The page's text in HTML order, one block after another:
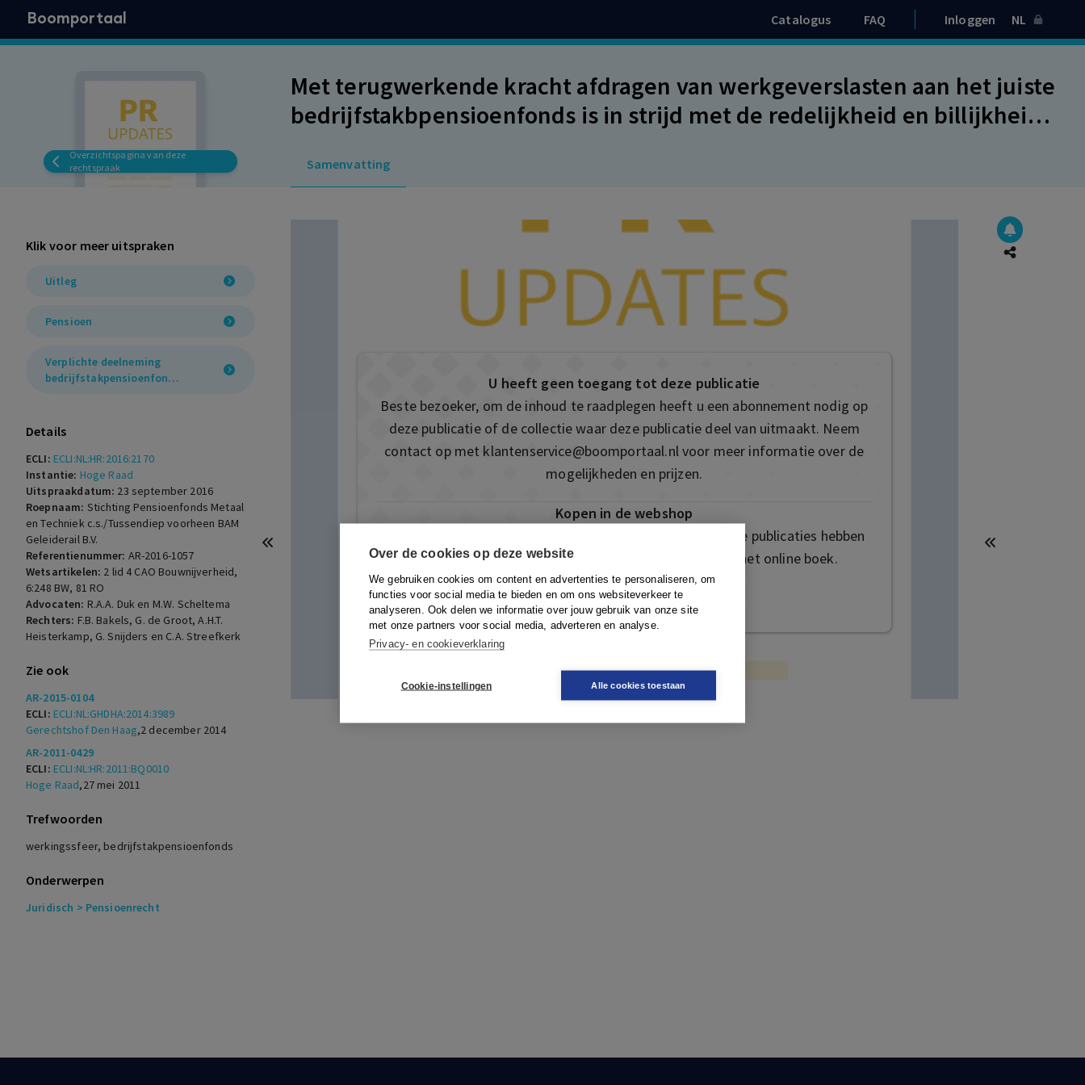
Over de cookies op deze website
We gebruiken cookies om content en advertenties te personaliseren, om
functies voor social media te bieden en om ons websiteverkeer te
analyseren. Ook delen we informatie over jouw gebruik van onze site
met onze partners voor social media, adverteren en analyse.
Privacy- en cookieverklaring
Cookie-instellingen Alle cookies toestaan
Boomportaal Catalogus FAQ Inloggen NL
Overzichtspagina van deze
rechtspraak
Met terugwerkende kracht afdragen van werkgeverslasten aan het juiste
bedrijfstakbpensioenfonds is in strijd met de redelijkheid en billijkheid.
Samenvatting
Klik voor meer uitspraken
Uitleg
Pensioen
Verplichte deelneming
bedrijfstakpensioenfonds
Details
ECLI: ECLI:NL:HR:2016:2170
Instantie: Hoge Raad
Uitspraakdatum: 23 september 2016
Roepnaam: Stichting Pensioenfonds Metaal
en Techniek c.s./Tussendiep voorheen BAM
Geleiderail B.V.
Referentienummer: AR-2016-1057
Wetsartikelen: 2 lid 4 CAO Bouwnijverheid,
6:248 BW, 81 RO
Advocaten: R.A.A. Duk en M.W. Scheltema
Rechters: F.B. Bakels, G. de Groot, A.H.T.
Heisterkamp, G. Snijders en C.A. Streefkerk
Zie ook
AR-2015-0104
ECLI: ECLI:NL:GHDHA:2014:3989
Gerechtshof Den Haag,2 december 2014
AR-2011-0429
ECLI: ECLI:NL:HR:2011:BQ0010
Hoge Raad,27 mei 2011
Trefwoorden
werkingssfeer, bedrijfstakpensioenfonds
Onderwerpen
Juridisch > Pensioenrecht
U heeft geen toegang tot deze publicatie
Beste bezoeker, om de inhoud te raadplegen heeft u een abonnement nodig op
deze publicatie of de collectie waar deze publicatie deel van uitmaakt. Neem
contact op met klantenservice@boomportaal.nlvoor meer informatie over de
mogelijkheden en prijzen.
Kopen in de webshop
Deze publicatie is ook te vinden in onze webshop. Sommige publicaties hebben
ook de mogelijkheid om direct toegang te kopen tot het online boek.
Naar de webshop